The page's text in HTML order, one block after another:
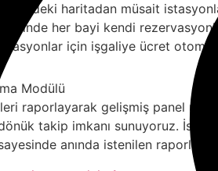
haritadan müsait
her bayi kendi
için işgaliye ücret
Modülü
raporlayarak gelişmiş panel
takip imkanı sunuyoruz.
anında istenilen